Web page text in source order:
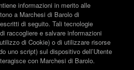
informazioni in merito alle
a Marchesi di Barolo di
di seguito. Tali tecnologie
raccogliere e salvare informazioni
di Cookie) o di utilizzare risorse
uno script) sul dispositivo dell’Utente
con Marchesi di Barolo.